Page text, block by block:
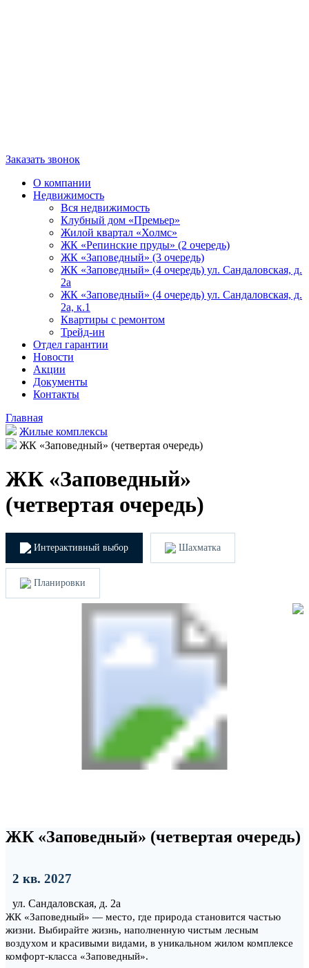
Заказать звонок
О компании
Недвижимость
Вся недвижимость
Клубный дом «Премьер»
Жилой квартал «Холмс»
ЖК «Репинские пруды» (2 очередь)
ЖК «Заповедный» (3 очередь)
ЖК «Заповедный» (4 очередь) ул. Сандаловская, д.
2а
ЖК «Заповедный» (4 очередь) ул. Сандаловская, д.
2а, к.1
Квартиры с ремонтом
Трейд-ин
Отдел гарантии
Новости
Акции
Документы
Контакты
Главная
Жилые комплексы
ЖК «Заповедный» (четвертая очередь)
ЖК «Заповедный»
(четвертая очередь)
Интерактивный выбор Шахматка
Планировки
ЖК «Заповедный» (четвертая очередь)
2 кв. 2027
ул. Сандаловская, д. 2а
ЖК «Заповедный» — место, где природа становится частью
жизни. Выбирайте жизнь, наполненную чистым лесным
воздухом и красивыми видами, в уникальном жилом комплексе
комфорт-класса «Заповедный».